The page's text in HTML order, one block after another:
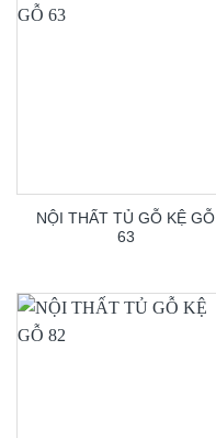
NỘI THẤT TỦ GỖ KỆ GỖ
63